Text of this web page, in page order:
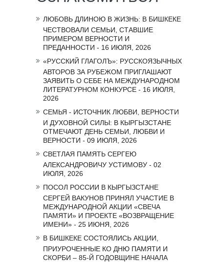
ЛЮБОВЬ ДЛИНОЮ В ЖИЗНЬ: В БИШКЕКЕ
ЧЕСТВОВАЛИ СЕМЬИ, СТАВШИЕ
ПРИМЕРОМ ВЕРНОСТИ И
ПРЕДАННОСТИ - 16 ИЮЛЯ, 2026
«РУССКИЙ ГЛАГОЛЪ»: РУССКОЯЗЫЧНЫХ
АВТОРОВ ЗА РУБЕЖОМ ПРИГЛАШАЮТ
ЗАЯВИТЬ О СЕБЕ НА МЕЖДУНАРОДНОМ
ЛИТЕРАТУРНОМ КОНКУРСЕ - 16 ИЮЛЯ,
2026
СЕМЬЯ - ИСТОЧНИК ЛЮБВИ, ВЕРНОСТИ
И ДУХОВНОЙ СИЛЫ: В КЫРГЫЗСТАНЕ
ОТМЕЧАЮТ ДЕНЬ СЕМЬИ, ЛЮБВИ И
ВЕРНОСТИ - 09 ИЮЛЯ, 2026
СВЕТЛАЯ ПАМЯТЬ СЕРГЕЮ
АЛЕКСАНДРОВИЧУ УСТИМОВУ - 02
ИЮЛЯ, 2026
ПОСОЛ РОССИИ В КЫРГЫЗСТАНЕ
СЕРГЕЙ ВАКУНОВ ПРИНЯЛ УЧАСТИЕ В
МЕЖДУНАРОДНОЙ АКЦИИ «СВЕЧА
ПАМЯТИ» И ПРОЕКТЕ «ВОЗВРАЩЕНИЕ
ИМЕНИ» - 25 ИЮНЯ, 2026
В БИШКЕКЕ СОСТОЯЛИСЬ АКЦИИ,
ПРИУРОЧЕННЫЕ КО ДНЮ ПАМЯТИ И
СКОРБИ – 85-Й ГОДОВЩИНЕ НАЧАЛА